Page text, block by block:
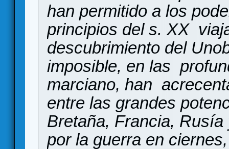
han permitido a los
principios del s. XX
descubrimiento del
imposible, en las
marciano, han
entre las grandes
Bretaña, Francia,
por la guerra en